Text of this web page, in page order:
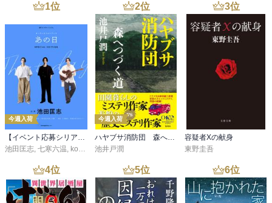
1位
今週入荷
【イベント応募シリアルコード付】池田匡志出演・オーディオフォトブック「あの日」SPECIAL EDITION（音声／動画付）
池田匡志, 七寒六温, konoko58 ,村崎キコ
2位
今週入荷
ハヤブサ消防団 森へつづく道
池井戸潤
3位
容疑者Xの献身
東野圭吾
4位 5位 6位